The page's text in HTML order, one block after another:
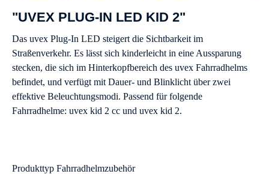
"UVEX PLUG-IN LED KID 2"
Das uvex Plug-In LED steigert die Sichtbarkeit im
Straßenverkehr. Es lässt sich kinderleicht in eine Aussparung
stecken, die sich im Hinterkopfbereich des uvex Fahrradhelms
befindet, und verfügt mit Dauer- und Blinklicht über zwei
effektive Beleuchtungsmodi. Passend für folgende
Fahrradhelme: uvex kid 2 cc und uvex kid 2.
Produkttyp Fahrradhelmzubehör